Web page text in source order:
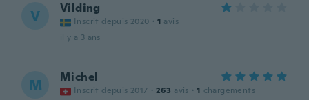
V Vilding
Inscrit depuis 2020 · 1 avis
il y a 3 ans
M Michel
Inscrit depuis 2017 · 263 avis · 1 chargements